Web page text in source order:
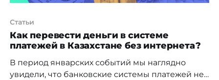
Статьи
Как перевести деньги в системе
платежей в Казахстане без интернета?
В период январских событий мы наглядно
увидели, что банковские системы платежей не